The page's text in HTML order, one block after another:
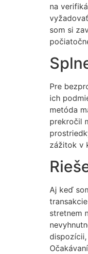
na
som si
Pre
ich
metóda
prekročil
zážitok v
Aj keď
stretnem